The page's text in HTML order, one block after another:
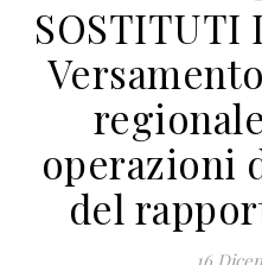
SOSTITUTI
operazioni
del
16